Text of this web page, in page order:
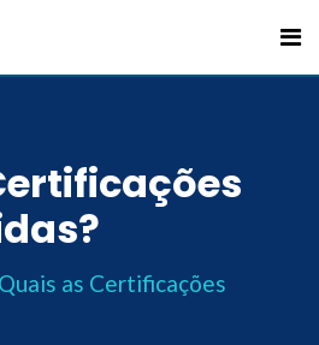
Quais as Certificações